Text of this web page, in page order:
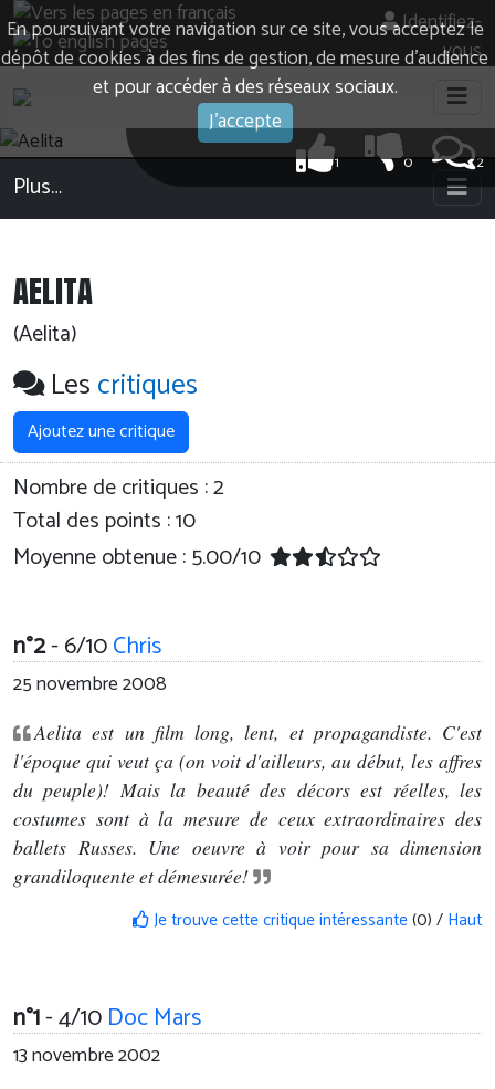
En poursuivant votre navigation sur ce site, vous acceptez le
dépôt de cookies à des fins de gestion, de mesure d’audience
et pour accéder à des réseaux sociaux.
J'accepte
Identifiez-
vous
2
0
1
Plus…
AELITA
(Aelita)
Lescritiques
Ajoutez une critique
Nombre de critiques :2
Total des points : 10
Moyenne obtenue :5.00/10
n°2- 6/10Chris
25 novembre 2008
Aelita est un film long, lent, et propagandiste. C'est
l'époque qui veut ça (on voit d'ailleurs, au début, les affres
du peuple)! Mais la beauté des décors est réelles, les
costumes sont à la mesure de ceux extraordinaires des
ballets Russes. Une oeuvre à voir pour sa dimension
grandiloquente et démesurée!
Je trouve cette critique intéressante(0) / Haut
n°1- 4/10Doc Mars
13 novembre 2002